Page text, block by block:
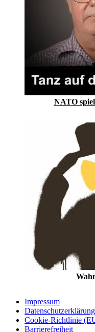
NATO
Impressum
Datenschutzerklärung
Cookie-Richtlinie
Barrierefreiheit